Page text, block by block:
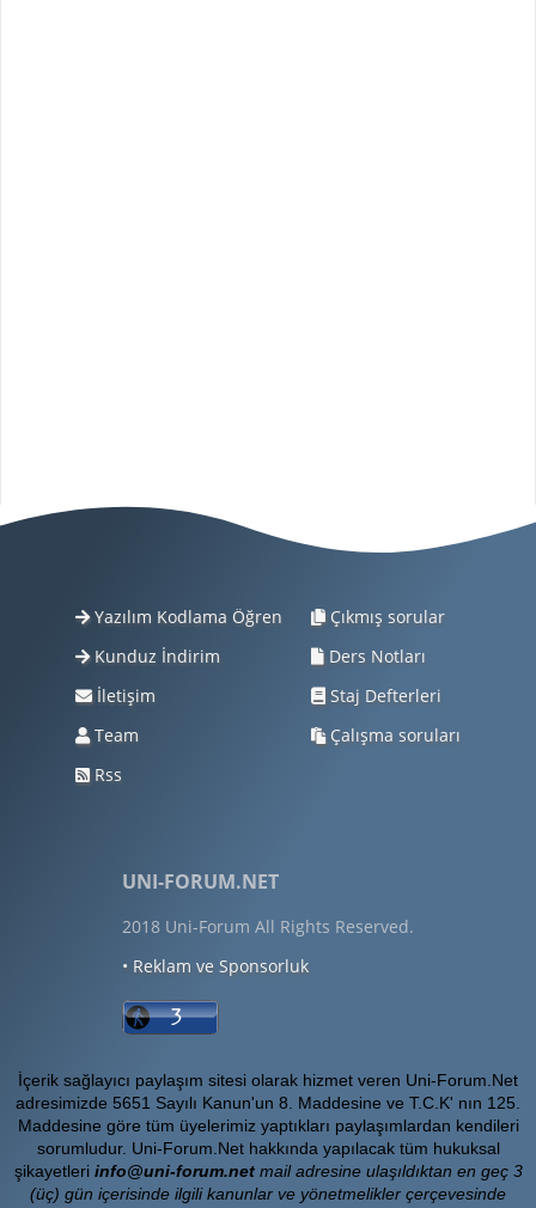
Yazılım Kodlama Öğren
Kunduz İndirim
İletişim
Team
Rss
Çıkmış sorular
Ders Notları
Staj Defterleri
Çalışma soruları
UNI-FORUM.NET
2018 Uni-Forum All Rights Reserved.
• Reklam ve Sponsorluk
İçerik sağlayıcı paylaşım sitesi olarak hizmet veren Uni-Forum.Net
adresimizde 5651 Sayılı Kanun'un 8. Maddesine ve T.C.K' nın 125.
Maddesine göre tüm üyelerimiz yaptıkları paylaşımlardan kendileri
sorumludur. Uni-Forum.Net hakkında yapılacak tüm hukuksal
şikayetleri info@uni-forum.netmail adresine ulaşıldıktan en geç 3
(üç) gün içerisinde ilgili kanunlar ve yönetmelikler çerçevesinde